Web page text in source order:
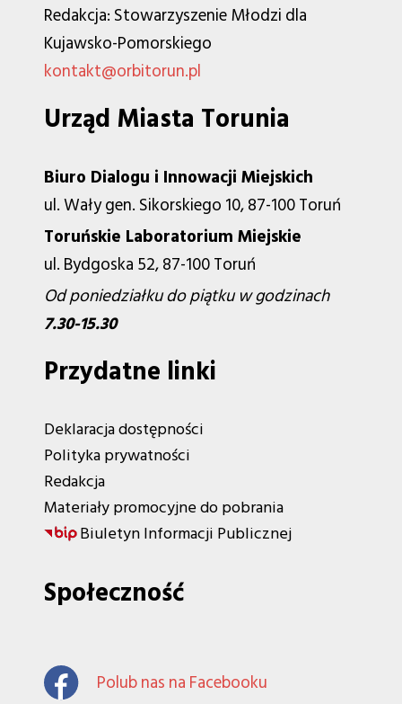
Redakcja: Stowarzyszenie Młodzi dla
Kujawsko-Pomorskiego
kontakt@orbitorun.pl
Urząd Miasta Torunia
Biuro Dialogu i Innowacji Miejskich
ul. Wały gen. Sikorskiego 10, 87-100 Toruń
Toruńskie Laboratorium Miejskie
ul. Bydgoska 52, 87-100 Toruń
Od poniedziałku do piątku w godzinach
7.30-15.30
Przydatne linki
Deklaracja dostępności
Polityka prywatności
Redakcja
Materiały promocyjne do pobrania
Biuletyn Informacji Publicznej
Społeczność
Polub nas na Facebooku